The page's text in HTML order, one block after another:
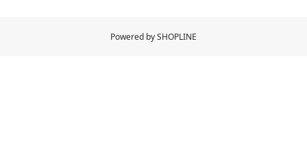
Powered by SHOPLINE